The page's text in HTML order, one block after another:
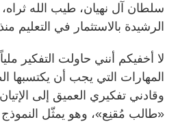
سلطان آل نهيان، طيب الله ثراه،
الرشيدة بالاستثمار في التعليم
لا أخفيكم أنني حاولت التفكير
المهارات التي يجب أن يكتسبها
وقادني تفكيري العميق إلى
«طالب مُقنِع»، وهو يمثّل النموذج